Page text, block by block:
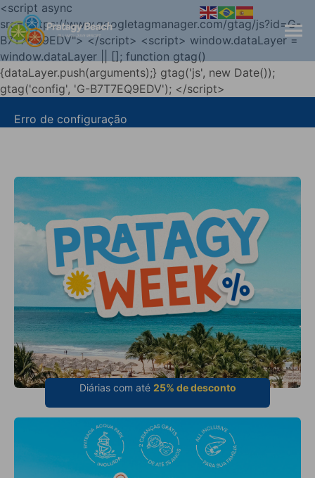
<script async
src="https://www.googletagmanager.com/gtag/js?id=G-
B7T7EQ9EDV"> </script> <script> window.dataLayer =
window.dataLayer || []; function gtag()
{dataLayer.push(arguments);} gtag('js', new Date());
gtag('config', 'G-B7T7EQ9EDV'); </script>
Erro de configuração
Diárias com até 25% de desconto